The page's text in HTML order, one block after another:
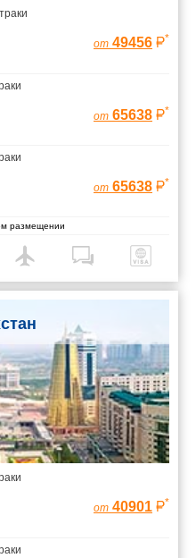
от 49456 *
от 65638 *
от 65638 *
размещении
от 40901 *